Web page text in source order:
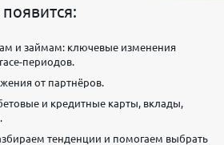
и займам: ключевые изменения
периодов.
от партнёров.
и кредитные карты, вклады,
тенденции и помогаем выбрать